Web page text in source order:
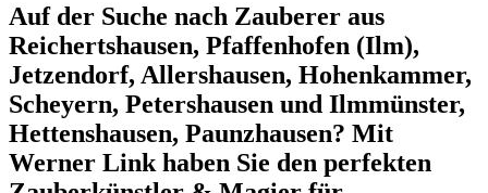
Auf der Suche nach Zauberer aus
Reichertshausen, Pfaffenhofen (Ilm),
Jetzendorf, Allershausen, Hohenkammer,
Scheyern, Petershausen und Ilmmünster,
Hettenshausen, Paunzhausen? Mit
Werner Link haben Sie den perfekten